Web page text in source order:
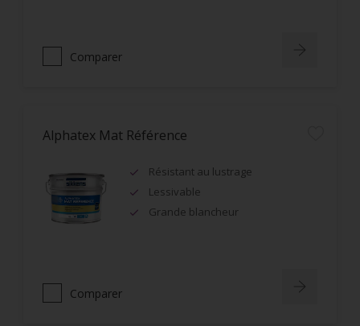
Comparer
Alphatex Mat Référence
Résistant au lustrage
Lessivable
Grande blancheur
Comparer